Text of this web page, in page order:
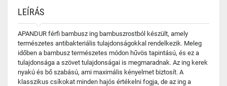
LEÍRÁS
APANDUR férfi bambusz ing bambuszrostból készült, amely
természetes antibakteriális tulajdonságokkal rendelkezik. Meleg
időben a bambusz természetes módon hűvös tapintású, és ez a
tulajdonsága a szövet tulajdonságai is megmaradnak. Az ing kerek
nyakú és bő szabású, ami maximális kényelmet biztosít. A
klasszikus csíkokat minden hajós értékelni fogja, de az ing a